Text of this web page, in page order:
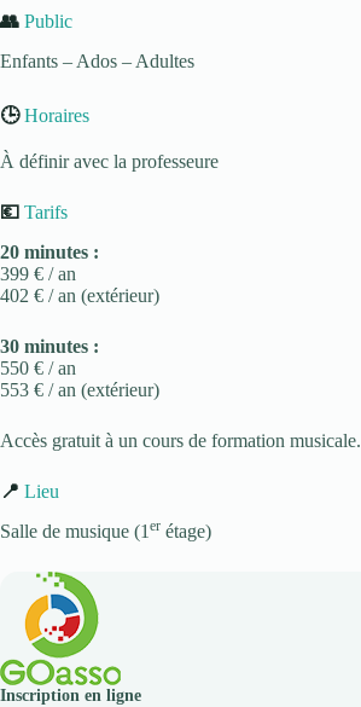
👥 Public
Enfants – Ados – Adultes
🕒 Horaires
À définir avec la professeure
💶 Tarifs
20 minutes :
399 € / an
402 € / an (extérieur)
30 minutes :
550 € / an
553 € / an (extérieur)
Accès gratuit à un cours de formation musicale.
📍 Lieu
Salle de musique (1 er étage)
Inscription en ligne